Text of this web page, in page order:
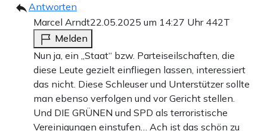
Antworten
Marcel Arndt22.05.2025 um 14:27 Uhr 442T
Melden
Nun ja, ein „Staat“ bzw. Parteiseilschaften, die
diese Leute gezielt einfliegen lassen, interessiert
das nicht. Diese Schleuser und Unterstützer sollte
man ebenso verfolgen und vor Gericht stellen.
Und DIE GRÜNEN und SPD als terroristische
Vereinigungen einstufen… Ach ist das schön zu